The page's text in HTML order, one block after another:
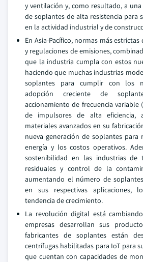
y ventilación y, como resultado, a
de soplantes de alta resistencia para
en la actividad industrial y de
En Asia-Pacífico, normas más
y regulaciones de emisiones,
que la industria cumpla con estos
haciendo que muchas industrias
soplantes para cumplir con los
adopción creciente de
accionamiento de frecuencia variable
de impulsores de alta
materiales avanzados en su
nueva generación de soplantes
energía y los costos operativos.
sostenibilidad en las industrias de
residuales y control de la
aumentando el número de
en sus respectivas aplicaciones,
tendencia de crecimiento.
La revolución digital está
empresas desarrollan sus
fabricantes de soplantes están
centrífugas habilitadas para IoT para
que cuentan con capacidades de